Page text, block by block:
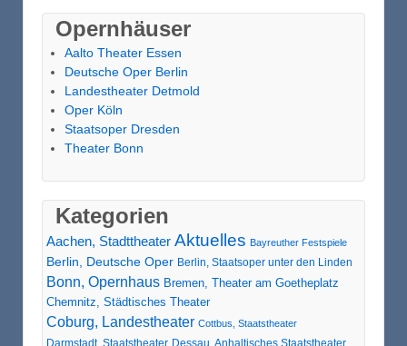
Opernhäuser
Aalto Theater Essen
Deutsche Oper Berlin
Landestheater Detmold
Oper Köln
Staatsoper Dresden
Theater Bonn
Kategorien
Aachen, Stadttheater Aktuelles Bayreuther Festspiele
Berlin, Deutsche Oper Berlin, Staatsoper unter den Linden
Bonn, Opernhaus Bremen, Theater am Goetheplatz
Chemnitz, Städtisches Theater
Coburg, Landestheater Cottbus, Staatstheater
Darmstadt, Staatstheater Dessau, Anhaltisches Staatstheater